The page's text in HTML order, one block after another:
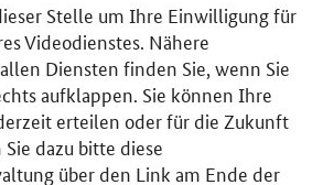
Stelle um Ihre Einwilligung für
Videodienstes. Nähere
Diensten finden Sie, wenn Sie
aufklappen. Sie können Ihre
erteilen oder für die Zukunft
dazu bitte diese
über den Link am Ende der
und auf ihre Kunden
So können beispielsweise
realisieren: Von der einfachen
bis hin zum Rundum-Service-Vertrag mit
pro hergestelltem Teil. Das von Use-PSS
kann von Unternehmen auf viele andere
Zuvor können sie über einen
wie fit Geschäftsleitung, Mitarbeiter